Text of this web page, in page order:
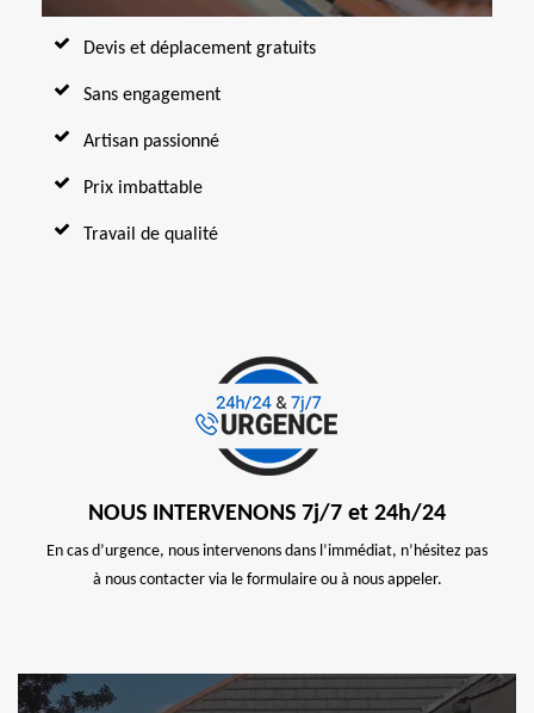
Devis et déplacement gratuits
Sans engagement
Artisan passionné
Prix imbattable
Travail de qualité
NOUS INTERVENONS 7j/7 et 24h/24
En cas d’urgence, nous intervenons dans l’immédiat, n’hésitez pas
à nous contacter via le formulaire ou à nous appeler.